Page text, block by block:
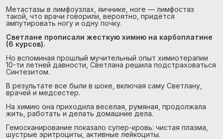
Метастазы в лимфоузлах, яичнике, ноге — лимфостаз
такой, что врачи говорили, вероятно, придётся
ампутировать ногу и одну почку.
Светлане прописали жесткую химию на карбоплатине
(6 курсов).
Но вспоминая прошлый мучительный опыт химиотерапии
10-ти летней давности, Светлана решила подстраховаться
Синтезитом.
В результате все были в шоке, включая саму Светлану,
врачей и медсестер.
На химию она приходила веселая, румяная, продолжала
жить, работать и делать домашние дела.
Гемосканирование показало супер-кровь: чистая плазма,
шустрые эритроциты, активные лейкоциты.